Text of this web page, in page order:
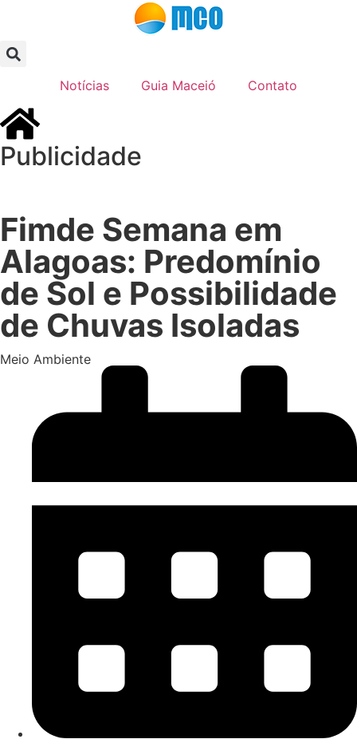
Notícias Guia Maceió Contato
Publicidade
Fimde Semana em
Alagoas: Predomínio
de Sol e Possibilidade
de Chuvas Isoladas
Meio Ambiente